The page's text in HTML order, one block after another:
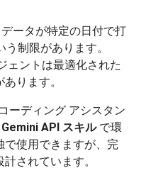
ータが特定の日付で打
制限があります。
ェントは最適化された
ります。
ーディング アシスタン
Gemini API スキルで環
で使用できますが、完
されています。